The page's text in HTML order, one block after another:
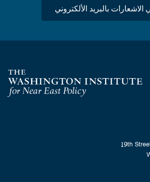
بالبريد الألكتروني